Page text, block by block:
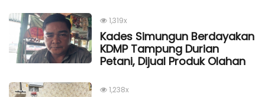
1,319x
Kades Simungun Berdayakan
KDMP Tampung Durian
Petani, Dijual Produk Olahan
1,238x